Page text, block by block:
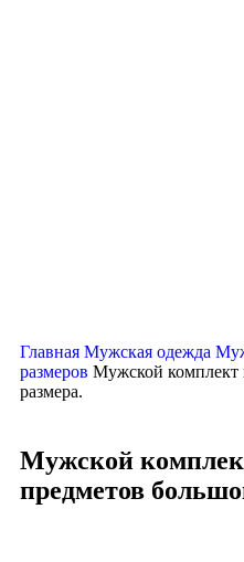
Главная Мужская одежда
размеров Мужской комплект
размера.
Мужской
предметов